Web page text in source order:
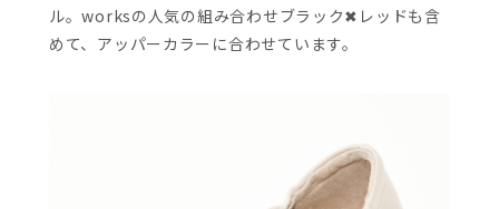
ル。worksの人気の組み合わせブラック✖レッドも含
めて、アッパーカラーに合わせています。